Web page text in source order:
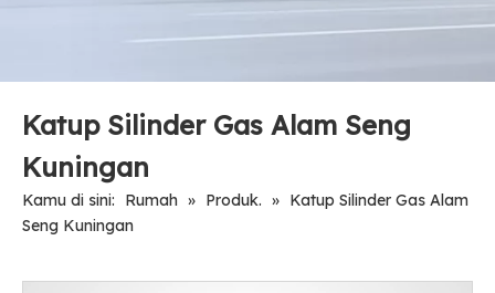
Katup Silinder Gas Alam Seng
Kuningan
Kamu di sini: Rumah » Produk. » Katup Silinder Gas Alam
Seng Kuningan